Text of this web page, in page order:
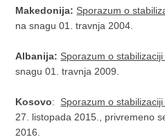
Makedonija: Sporazum o
na snagu 01. travnja 2004.
Albanija: Sporazum o
snagu 01. travnja 2009.
Kosovo: Sporazum o
27. listopada 2015., privremeno
2016.